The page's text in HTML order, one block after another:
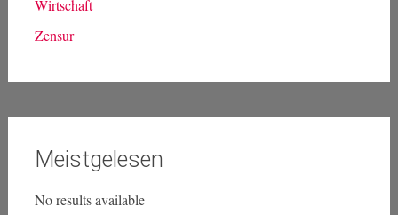
Wirtschaft
Zensur
Meistgelesen
No results available